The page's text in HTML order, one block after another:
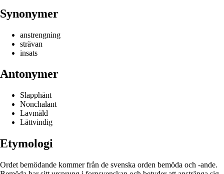
Synonymer
anstrengning
strävan
insats
Antonymer
Slapphänt
Nonchalant
Lavmäld
Lättvindig
Etymologi
Ordet bemödande kommer från de svenska orden bemöda och -ande.